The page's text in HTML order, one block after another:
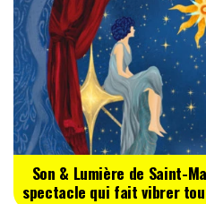
Son & Lumière de Saint-
spectacle qui fait vibrer